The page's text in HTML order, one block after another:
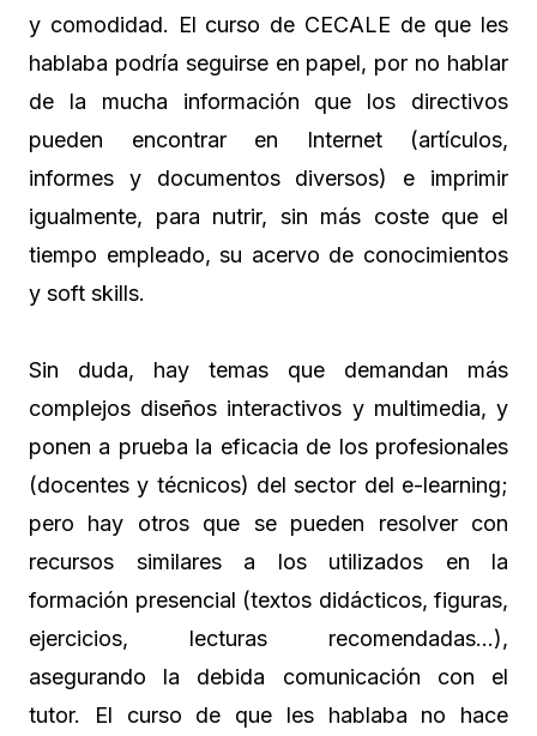
y comodidad. El curso de CECALE de que les
hablaba podría seguirse en papel, por no hablar
de la mucha información que los directivos
pueden encontrar en Internet (artículos,
informes y documentos diversos) e imprimir
igualmente, para nutrir, sin más coste que el
tiempo empleado, su acervo de conocimientos
y soft skills.
Sin duda, hay temas que demandan más
complejos diseños interactivos y multimedia, y
ponen a prueba la eficacia de los profesionales
(docentes y técnicos) del sector del e-learning;
pero hay otros que se pueden resolver con
recursos similares a los utilizados en la
formación presencial (textos didácticos, figuras,
ejercicios, lecturas recomendadas…),
asegurando la debida comunicación con el
tutor. El curso de que les hablaba no hace